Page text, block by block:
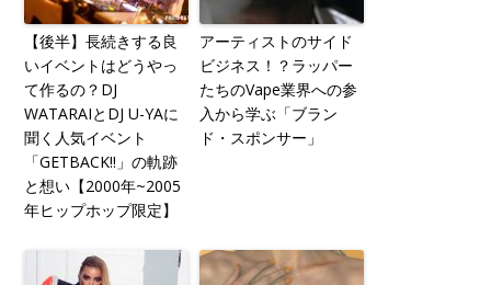
【後半】長続きする良
いイベントはどうやっ
て作るの？DJ
WATARAIとDJ U-YAに
聞く人気イベント
「GETBACK!!」の軌跡
と想い【2000年~2005
年ヒップホップ限定】
アーティストのサイド
ビジネス！？ラッパー
たちのVape業界への参
入から学ぶ「ブラン
ド・スポンサー」